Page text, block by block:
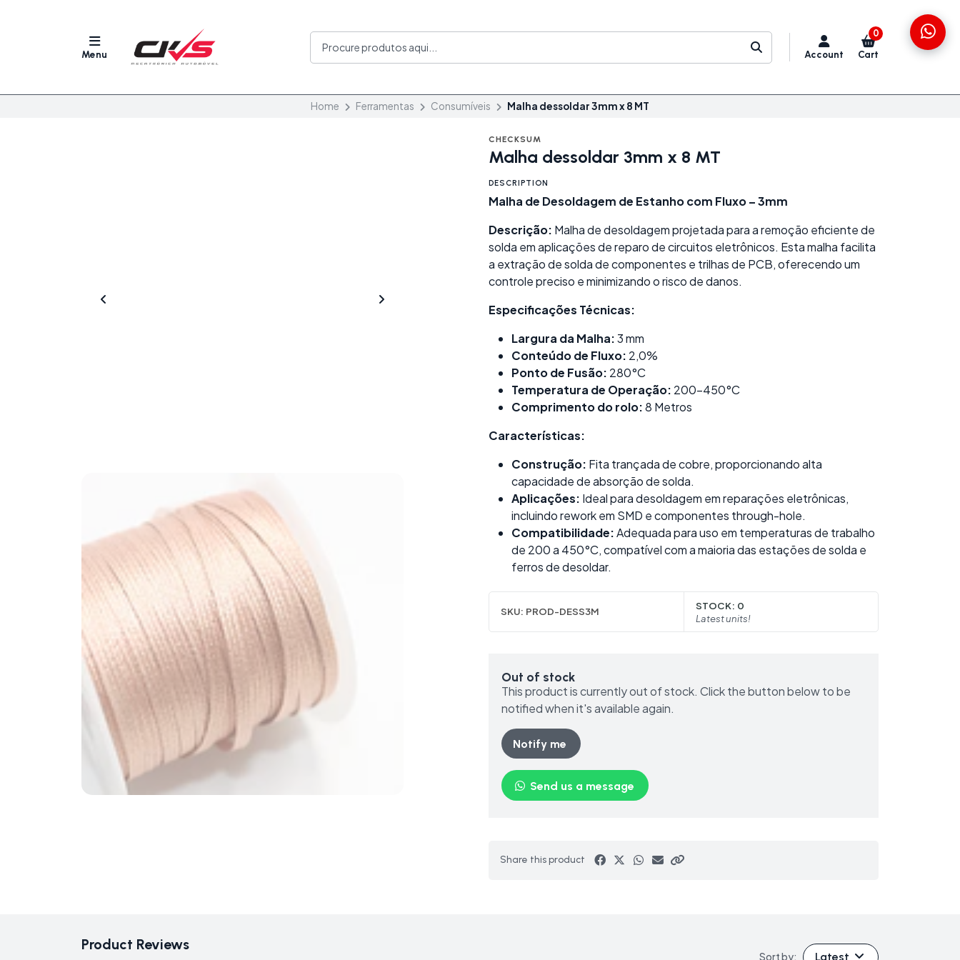
Menu Account
0
Cart
Home Ferramentas Consumíveis Malha dessoldar 3mm x 8 MT
CHECKSUM
Malha dessoldar 3mm x 8 MT
DESCRIPTION
Malha de Desoldagem de Estanho com Fluxo – 3mm
Descrição: Malha de desoldagem projetada para a remoção eficiente de
solda em aplicações de reparo de circuitos eletrônicos. Esta malha facilita
a extração de solda de componentes e trilhas de PCB, oferecendo um
controle preciso e minimizando o risco de danos.
Especificações Técnicas:
Largura da Malha:3 mm
Conteúdo de Fluxo: 2,0%
Ponto de Fusão: 280°C
Temperatura de Operação: 200-450°C
Comprimento do rolo:8 Metros
Características:
Construção: Fita trançada de cobre, proporcionando alta
capacidade de absorção de solda.
Aplicações: Ideal para desoldagem em reparações eletrônicas,
incluindo rework em SMD e componentes through-hole.
Compatibilidade:Adequada para uso em temperaturas de trabalho
de 200 a 450°C, compatível com a maioria das estações de solda e
ferros de desoldar.
SKU: PROD-DESS3M STOCK: 0
Latest units!
Out of stock
This product is currently out of stock. Click the button below to be
notified when it's available again.
Notify me
Send us a message
Share this product
Product Reviews
Sort by: Latest